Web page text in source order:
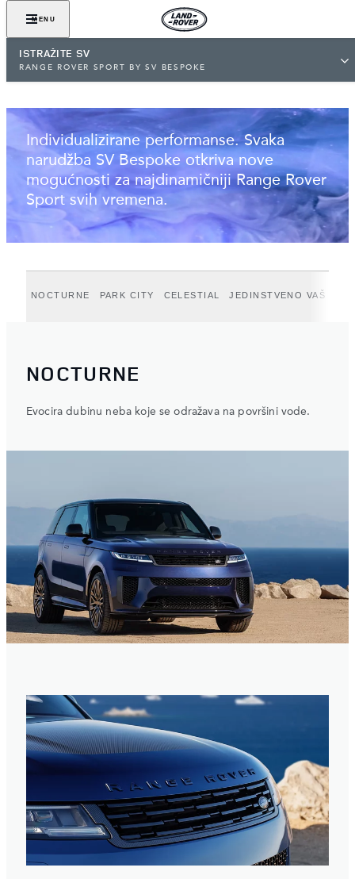
MENU
ISTRAŽITE SV
RANGE ROVER SPORT BY SV BESPOKE
POGLEDAJTE GALERIJU
Individualizirane performanse. Svaka
narudžba SV Bespoke otkriva nove
mogućnosti za najdinamičniji Range Rover
Sport svih vremena.
NOCTURNE PARK CITY CELESTIAL JEDINSTVENO VAŠ
NOCTURNE
Evocira dubinu neba koje se odražava na površini vode.